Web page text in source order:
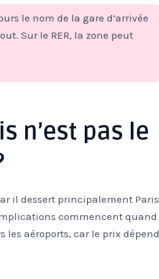
le nom de la gare d’arrivée
Sur le RER, la zone peut
n’est pas le
il dessert principalement Paris
commencent quand
les aéroports, car le prix dépend